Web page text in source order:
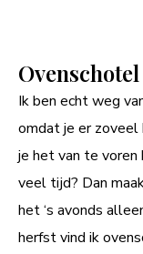
Ik ben echt weg
omdat je er zoveel
je het van te voren
veel tijd? Dan
het ‘s avonds
herfst vind ik